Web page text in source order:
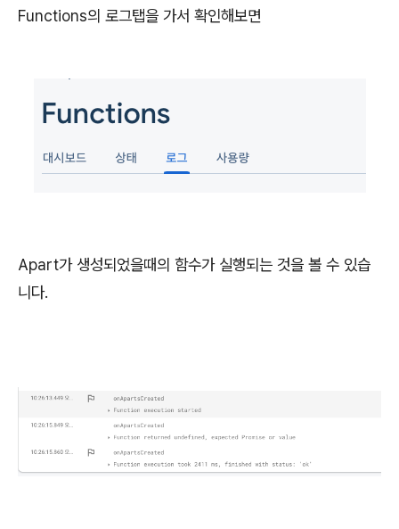
Functions의 로그탭을 가서 확인해보면
Apart가 생성되었을때의 함수가 실행되는 것을 볼 수 있습
니다.